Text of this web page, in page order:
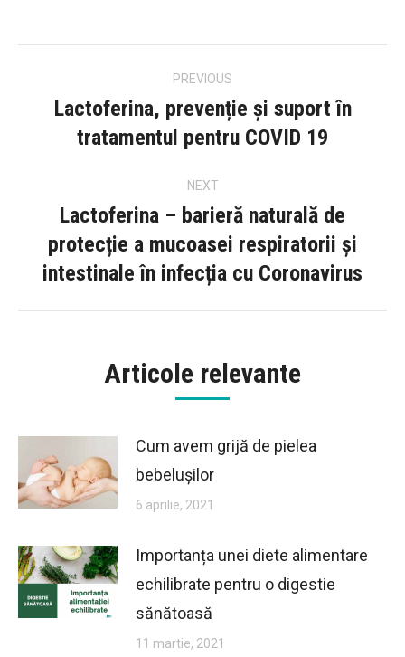
navigation
PREVIOUS
Previous
Lactoferina, prevenție și suport în
tratamentul pentru COVID 19
NEXT
Next
post:
Lactoferina – barieră naturală de
protecție a mucoasei respiratorii și
intestinale în infecția cu Coronavirus
Articole relevante
Cum avem grijă de pielea
bebelușilor
6 aprilie, 2021
Importanța unei diete alimentare
echilibrate pentru o digestie
sănătoasă
11 martie, 2021